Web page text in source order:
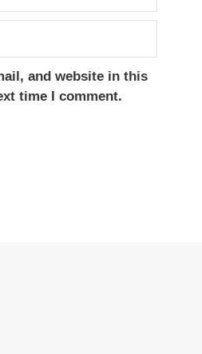
and website in this
time I comment.